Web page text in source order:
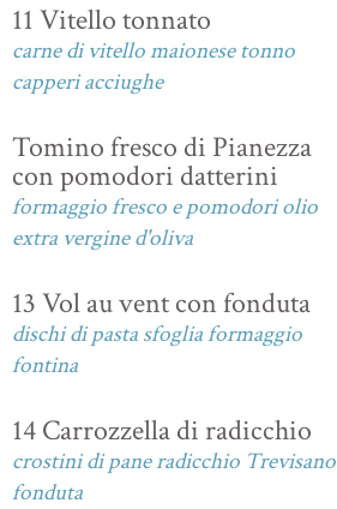
11 Vitello tonnato
carne di vitello maionese tonno
capperi acciughe
Tomino fresco di Pianezza
con pomodori datterini
formaggio fresco e pomodori olio
extra vergine d'oliva
13 Vol au vent con fonduta
dischi di pasta sfoglia formaggio
fontina
14 Carrozzella di radicchio
crostini di pane radicchio Trevisano
fonduta